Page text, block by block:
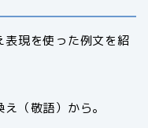
現を使った例文を紹
（敬語）から。